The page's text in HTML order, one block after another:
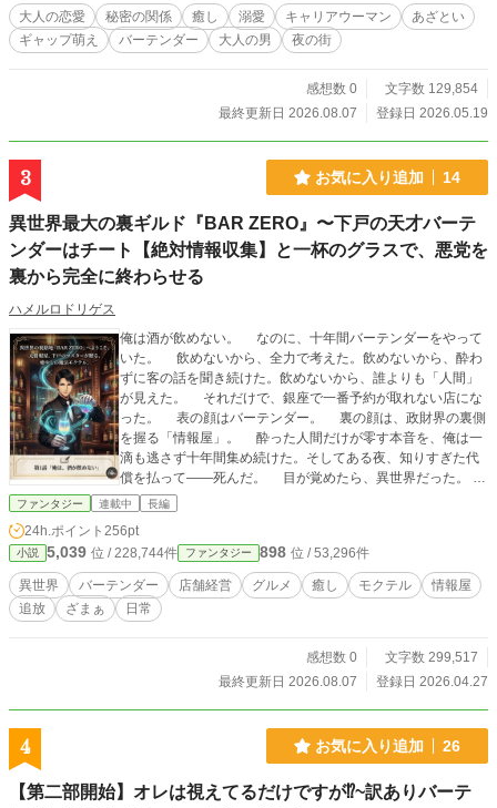
性も明かさない、夜だけの秘密の関係が始まった。 昼間は誰
もが羨む大手企業の最年少女性プロジェクトリーダー。 だ
が、俺のベッドの上で見せるのは、計算をすべて忘れて快感
の理性が崩壊する、大人の全肯定・溺愛R18ラブストーリ
大人の恋愛 秘密の関係 癒し 溺愛 キャリアウーマン
あざとい
ギャップ萌え
バーテンダー 大人の男 夜の街
感想数 0
文字数 129,854
最終更新日 2026.08.07
登録日 2026.05.19
3 お気に入り追加 14
異世界最大の裏ギルド『BAR ZERO』〜下戸の天才バーテ
ンダーはチート【絶対情報収集】と一杯のグラスで、悪党を
裏から完全に終わらせる
ハメルロドリゲス
俺は酒が飲めない。 なのに、十年間バーテンダーをやって
いた。 飲めないから、全力で考えた。飲めないから、酔わ
ずに客の話を聞き続けた。飲めないから、誰よりも「人間」
が見えた。 それだけで、銀座で一番予約が取れない店にな
った。 表の顔はバーテンダー。 裏の顔は、政財界の裏側
を握る「情報屋」。 酔った人間だけが零す本音を、俺は一
滴も逃さず十年間集め続けた。そしてある夜、知りすぎた代
償を払って――死んだ。 目が覚めたら、異世界だった。
剣士になろうとは思わなかった。魔法師にもなれない。 俺
すら出していないバーを開いた。 店の名は「BAR ZER
O」。 チートは三つある。この世界のあらゆる情報が脳内
に自動で流れ込む「絶対情報収集」。膨大なデータを瞬時に
整理・分析する神格AI「SOMA」。そして客の表情、声の揺
れ、視線の逃げ方から真の悩みを一瞬で見抜く「鑑定スキ
一歩も出ない。 それでも、今夜この扉を叩いた客の人生は
――明日から変わる。 冤罪で追放された元宮廷魔法師の少女
た。 お代はモクテル一杯分。 スランプで引退を考えてい
た最強剣士が来た。 剣技が衰えた本当の原因は「毒の慢性
物の名を教えた。 縁談相手が殺人犯だと知らない侯爵令嬢
ファンタジー 連載中 長編
24h.ポイント 256pt
小説 5,039 位 / 228,744件 ファンタジー 898 位 / 53,296件
異世界 バーテンダー 店舗経営 グルメ 癒し モクテル
情報屋
追放
ざまぁ 日常
感想数 0
文字数 299,517
最終更新日 2026.08.07
登録日 2026.04.27
4 お気に入り追加 26
【第二部開始】オレは視えてるだけですが⁉~訳ありバーテ